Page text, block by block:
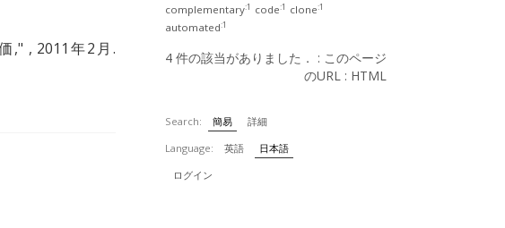
," , 2011年2月.
complementary:1 code:1 clone:1
automated:1
4 件の該当がありました． : このページ
のURL : HTML
Search: 簡易
詳細
Language:
英語
日本語
ログイン